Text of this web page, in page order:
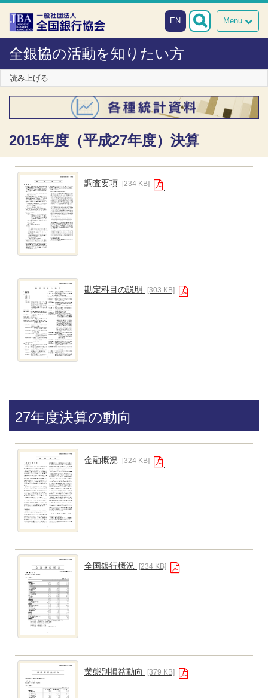
本文へスキップ
障がい者向け相談窓口
Menu
EN
全銀協の活動を知りたい方
読み上げる
2015年度（平成27年度）決算
調査要項 [234 KB]
勘定科目の説明 [303 KB]
27年度決算の動向
金融概況 [324 KB]
全国銀行概況 [234 KB]
業態別損益動向 [379 KB]